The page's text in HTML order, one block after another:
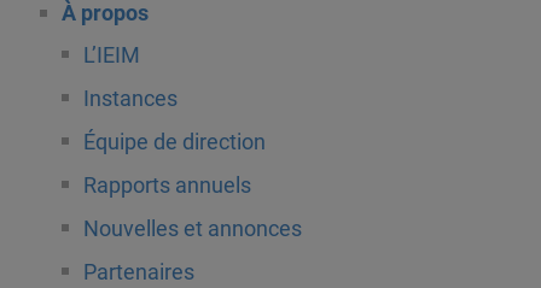
À propos
L’IEIM
Instances
Équipe de direction
Rapports annuels
Nouvelles et annonces
Partenaires